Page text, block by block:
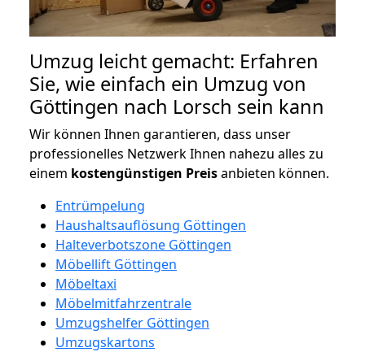
Umzug leicht gemacht: Erfahren
Sie, wie einfach ein Umzug von
Göttingen nach Lorsch sein kann
Wir können Ihnen garantieren, dass unser
professionelles Netzwerk Ihnen nahezu alles zu
einem kostengünstigen Preisanbieten können.
Entrümpelung
Haushaltsauflösung Göttingen
Halteverbotszone Göttingen
Möbellift Göttingen
Möbeltaxi
Möbelmitfahrzentrale
Umzugshelfer Göttingen
Umzugskartons